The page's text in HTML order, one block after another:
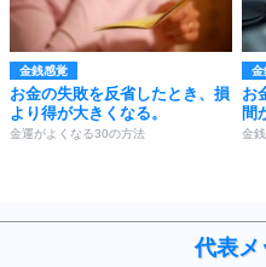
金銭感覚
お金の失敗を反省したとき、損
より得が大きくなる。
金運がよくなる30の方法
金
お
間
金
代表メ